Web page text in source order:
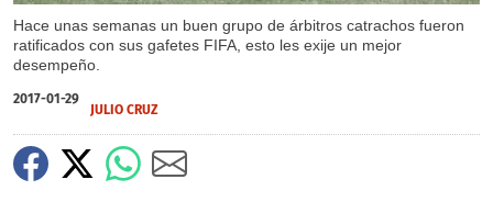
Hace unas semanas un buen grupo de árbitros catrachos fueron
ratificados con sus gafetes FIFA, esto les exije un mejor
desempeño.
2017-01-29
JULIO CRUZ